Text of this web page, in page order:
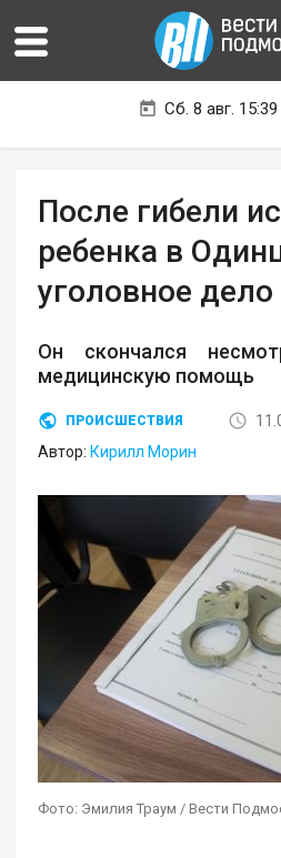
Сб. 8 авг. 15:39
После гибели
ребенка в
уголовное дело
Он скончался
медицинскую помощь
ПРОИСШЕСТВИЯ
Автор: Кирилл Морин
Фото: Эмилия Траум / Вести